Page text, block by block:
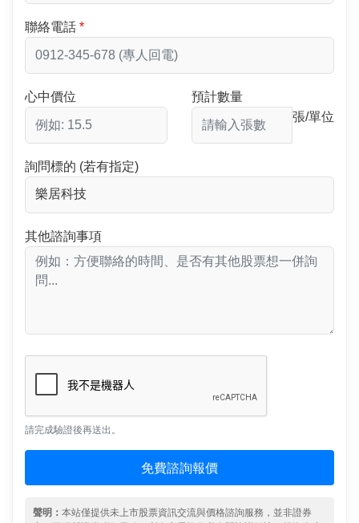
聯絡電話
心中價位
預計數量
張/單位
詢問標的 (若有指定)
其他諮詢事項
請完成驗證後再送出。
免費諮詢報價
聲明： 本站僅提供未上市股票資訊交流與價格諮詢服務，並非證券